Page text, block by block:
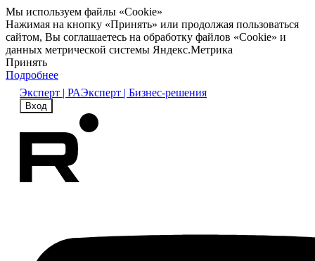
Мы используем файлы «Cookie»
Нажимая на кнопку «Принять» или продолжая пользоваться
сайтом, Вы соглашаетесь на обработку файлов «Cookie» и
данных метрической системы Яндекс.Метрика
Принять
Подробнее
Эксперт | РАЭксперт | Бизнес-решения
Вход